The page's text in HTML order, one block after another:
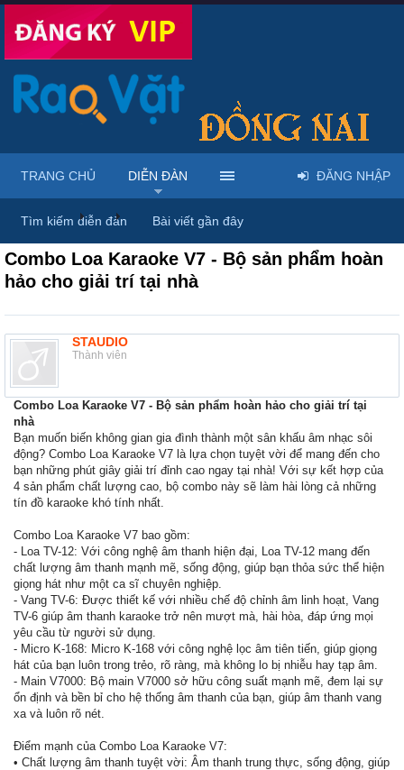
Diễn đàn ... Rao vặt tổng hợp - Uy tín - Miễn phí
Combo Loa Karaoke V7 - Bộ sản phẩm hoàn
hảo cho giải trí tại nhà
STAUDIO
Thành viên
Combo Loa Karaoke V7 - Bộ sản phẩm hoàn hảo cho giải trí tại
nhà
Bạn muốn biến không gian gia đình thành một sân khấu âm nhạc sôi
động? Combo Loa Karaoke V7 là lựa chọn tuyệt vời để mang đến cho
bạn những phút giây giải trí đỉnh cao ngay tại nhà! Với sự kết hợp của
4 sản phẩm chất lượng cao, bộ combo này sẽ làm hài lòng cả những
tín đồ karaoke khó tính nhất.
Combo Loa Karaoke V7 bao gồm:
- Loa TV-12: Với công nghệ âm thanh hiện đại, Loa TV-12 mang đến
chất lượng âm thanh mạnh mẽ, sống động, giúp bạn thỏa sức thể hiện
giọng hát như một ca sĩ chuyên nghiệp.
- Vang TV-6: Được thiết kế với nhiều chế độ chỉnh âm linh hoạt, Vang
TV-6 giúp âm thanh karaoke trở nên mượt mà, hài hòa, đáp ứng mọi
yêu cầu từ người sử dụng.
- Micro K-168: Micro K-168 với công nghệ lọc âm tiên tiến, giúp giọng
hát của bạn luôn trong trẻo, rõ ràng, mà không lo bị nhiễu hay tạp âm.
- Main V7000: Bộ main V7000 sở hữu công suất mạnh mẽ, đem lại sự
ổn định và bền bỉ cho hệ thống âm thanh của bạn, giúp âm thanh vang
xa và luôn rõ nét.
Điểm mạnh của Combo Loa Karaoke V7:
• Chất lượng âm thanh tuyệt vời: Âm thanh trung thực, sống động, giúp
TRANG CHỦ DIỄN ĐÀN
Tìm kiếm diễn đàn Bài viết gần đây
ĐĂNG NHẬP